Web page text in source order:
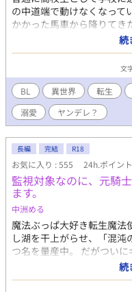
の中道端で動けなくなって
かかった馬車から降りてき
ら大きい屋敷に連れてい
もらったり、お風呂に入れ
せてもらったり、撫でて
れを投げてもらったり
い？｣ 豹獣人の番大好き大
の話。
続
文
BL 異世界 転生
溺愛
ヤンデレ？
長編 完結 R18
お気に入り : 555 24h.ポイン
監視対象なのに、元騎
ます。
中洲める
魔法ぶっぱ大好き転生魔法
し湖を干上がらせ、「混
つ名を量産中。 だがつい
う野放しは無理だ」と真
任命される。抗議する間も
続